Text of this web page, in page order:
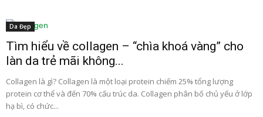
Da Đẹp
Tìm hiểu về collagen – “chìa khoá vàng” cho
làn da trẻ mãi không...
Collagen là gì? Collagen là một loại protein chiếm 25% tổng lượng
protein cơ thể và đến 70% cấu trúc da. Collagen phân bố chủ yếu ở lớp
hạ bì, có chức...